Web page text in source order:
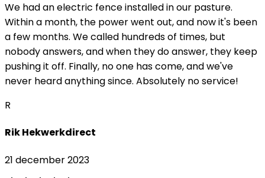
We had an electric fence installed in our pasture.
Within a month, the power went out, and now it's been
a few months. We called hundreds of times, but
nobody answers, and when they do answer, they keep
pushing it off. Finally, no one has come, and we've
never heard anything since. Absolutely no service!
R
Rik Hekwerkdirect
21 december 2023